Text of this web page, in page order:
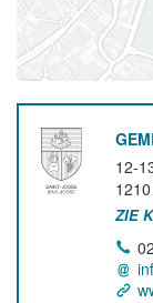
12-
1210
ZIE